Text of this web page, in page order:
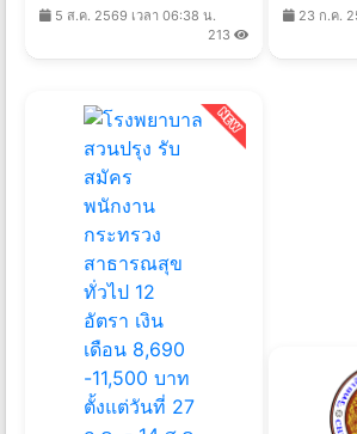
25695 ส.ค. 2569 เวลา 06:38 น.
213
23 ก.ค.